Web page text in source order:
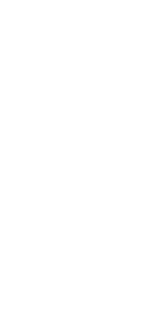
jet
corps, vous